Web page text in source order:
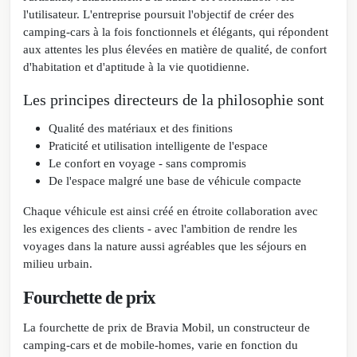
l'utilisateur. L'entreprise poursuit l'objectif de créer des
camping-cars à la fois fonctionnels et élégants, qui répondent
aux attentes les plus élevées en matière de qualité, de confort
d'habitation et d'aptitude à la vie quotidienne.
Les principes directeurs de la philosophie sont
Qualité des matériaux et des finitions
Praticité et utilisation intelligente de l'espace
Le confort en voyage - sans compromis
De l'espace malgré une base de véhicule compacte
Chaque véhicule est ainsi créé en étroite collaboration avec
les exigences des clients - avec l'ambition de rendre les
voyages dans la nature aussi agréables que les séjours en
milieu urbain.
Fourchette de prix
La fourchette de prix de Bravia Mobil, un constructeur de
camping-cars et de mobile-homes, varie en fonction du